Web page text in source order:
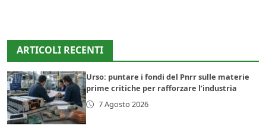
ARTICOLI RECENTI
Urso: puntare i fondi del Pnrr sulle materie
prime critiche per rafforzare l’industria
7 Agosto 2026